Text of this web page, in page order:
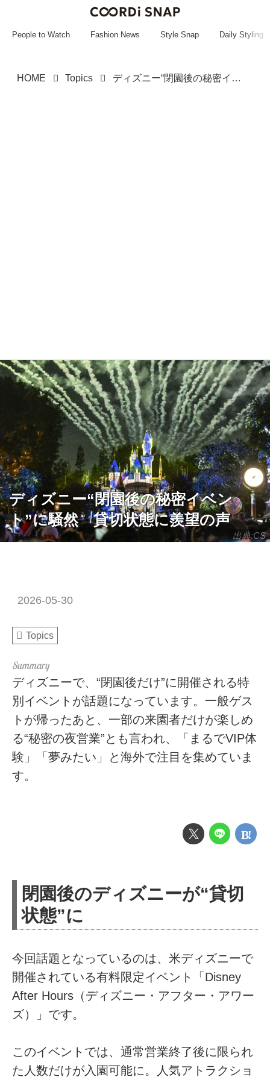
~~~~~~~~~~~
People to Watch Fashion News Style Snap Daily Styling
HOME Topics ディズニー“閉園後の秘密イベント”に騒然 貸切状態に羨望の声
出典:CS
ディズニー“閉園後の秘密イベン
ト”に騒然 貸切状態に羨望の声
2026-05-30
Topics
ディズニーで、“閉園後だけ”に開催される特
別イベントが話題になっています。一般ゲス
トが帰ったあと、一部の来園者だけが楽しめ
る“秘密の夜営業”とも言われ、「まるでVIP体
験」「夢みたい」と海外で注目を集めていま
す。
閉園後のディズニーが“貸切
状態”に
今回話題となっているのは、米ディズニーで
開催されている有料限定イベント「Disney
After Hours（ディズニー・アフター・アワー
ズ）」です。
このイベントでは、通常営業終了後に限られ
た人数だけが入園可能に。人気アトラクショ